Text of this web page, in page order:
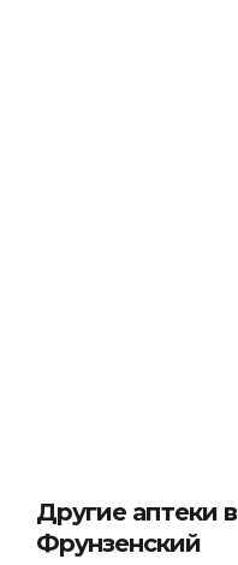
Другие аптеки
Фрунзенский